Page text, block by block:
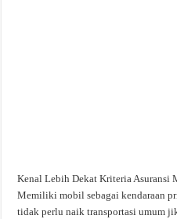
Kenal Lebih Dekat Kriteria
Memiliki mobil sebagai kendaraan
tidak perlu naik transportasi umum